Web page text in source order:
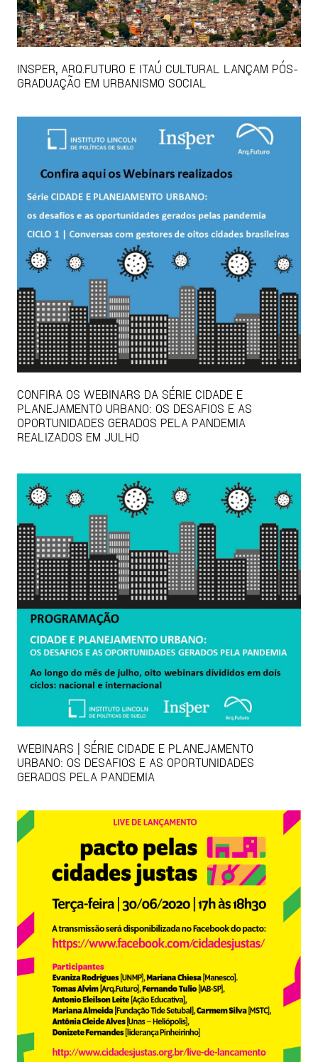
INSPER, ARQ.FUTURO E ITAÚ CULTURAL LANÇAM PÓS-
GRADUAÇÃO EM URBANISMO SOCIAL
CONFIRA OS WEBINARS DA SÉRIE CIDADE E
PLANEJAMENTO URBANO: OS DESAFIOS E AS
OPORTUNIDADES GERADOS PELA PANDEMIA
REALIZADOS EM JULHO
WEBINARS | SÉRIE CIDADE E PLANEJAMENTO
URBANO: OS DESAFIOS E AS OPORTUNIDADES
GERADOS PELA PANDEMIA